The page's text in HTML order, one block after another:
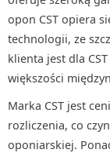
opon CST opiera
technologii, ze
klienta jest dla
większości
Marka CST jest
rozliczenia, co
oponiarskiej.